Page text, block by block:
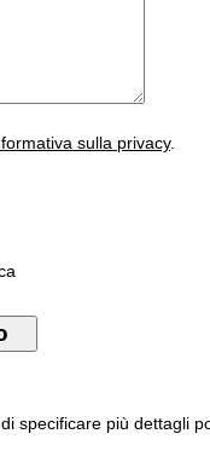
sulla privacy.
specificare più dettagli